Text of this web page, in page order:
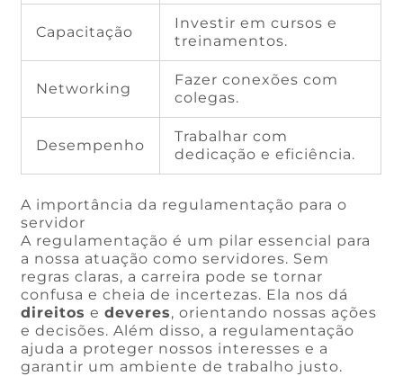
Capacitação
Investir em cursos e
treinamentos.
Networking
Fazer conexões com
colegas.
Desempenho
Trabalhar com
dedicação e eficiência.
A importância da regulamentação para o
servidor
A regulamentação é um pilar essencial para
a nossa atuação como servidores. Sem
regras claras, a carreira pode se tornar
confusa e cheia de incertezas. Ela nos dá
direitos edeveres, orientando nossas ações
e decisões. Além disso, a regulamentação
ajuda a proteger nossos interesses e a
garantir um ambiente de trabalho justo.